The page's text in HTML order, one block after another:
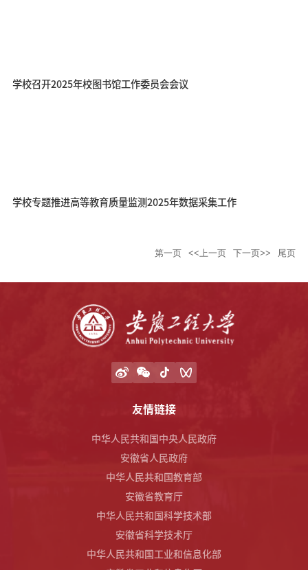
学校召开2025年校图书馆工作委员会会议
学校专题推进高等教育质量监测2025年数据采集工作
第一页 <<上一页 下一页>> 尾页
友情链接
中华人民共和国中央人民政府
安徽省人民政府
中华人民共和国教育部
安徽省教育厅
中华人民共和国科学技术部
安徽省科学技术厅
中华人民共和国工业和信息化部